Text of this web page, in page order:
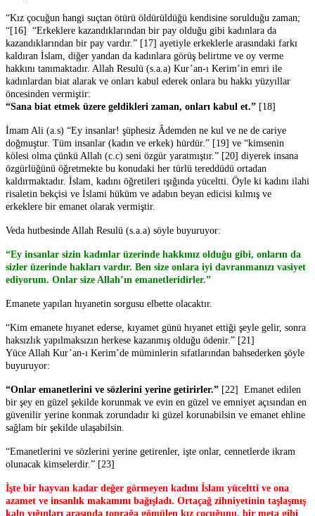
“Kız çocuğun hangi suçtan ötürü öldürüldüğü kendisine sorulduğu zaman;
“[16] “Erkeklere kazandıklarından bir pay olduğu gibi kadınlara da
kazandıklarından bir pay vardır.” [17] ayetiyle erkeklerle arasındaki farkı
kaldıran İslam, diğer yandan da kadınlara görüş belirtme ve oy verme
hakkını tanımaktadır. Allah Resulü (s.a.a) Kur’an-ı Kerim’in emri ile
kadınlardan biat alarak ve onları kabul ederek onlara bu hakkı yüzyıllar
öncesinden vermiştir:
“Sana biat etmek üzere geldikleri zaman, onları kabul et.” [18]
İmam Ali (a.s) “Ey insanlar! şüphesiz Âdemden ne kul ve ne de cariye
doğmuştur. Tüm insanlar (kadın ve erkek) hürdür.” [19] ve “kimsenin
kölesi olma çünkü Allah (c.c) seni özgür yaratmıştır.” [20] diyerek insana
özgürlüğünü öğretmekte bu konudaki her türlü tereddüdü ortadan
kaldırmaktadır. İslam, kadını öğretileri ışığında yüceltti. Öyle ki kadını ilahi
risaletin bekçisi ve İslami hüküm ve adabın beyan edicisi kılmış ve
erkeklere bir emanet olarak vermiştir.
Veda hutbesinde Allah Resulü (s.a.a) söyle buyuruyor:
“Ey insanlar sizin kadınlar üzerinde hakkınız olduğu gibi, onların da
sizler üzerinde hakları vardır. Ben size onlara iyi davranmanızı vasiyet
ediyorum. Onlar size Allah’ın emanetleridirler.”
Emanete yapılan hıyanetin sorgusu elbette olacaktır.
“Kim emanete hıyanet ederse, kıyamet günü hıyanet ettiği şeyle gelir, sonra
haksızlık yapılmaksızın herkese kazanmış olduğu ödenir.” [21]
Yüce Allah Kur’an-ı Kerim’de müminlerin sıfatlarından bahsederken şöyle
buyuruyor:
“Onlar emanetlerini ve sözlerini yerine getirirler.” [22] Emanet edilen
bir şey en güzel şekilde korunmak ve evin en güzel ve emniyet açısından en
güvenilir yerine konmak zorundadır ki güzel korunabilsin ve emanet ehline
sağlam bir şekilde ulaşabilsin.
“Emanetlerini ve sözlerini yerine getirenler, işte onlar, cennetlerde ikram
olunacak kimselerdir.” [23]
İşte bir hayvan kadar değer görmeyen kadını İslam yüceltti ve ona
azamet ve insanlık makamını bağışladı. Ortaçağ zihniyetinin taşlaşmış
kalp yığınları arasında toprağa gömülen kız çocuğunu, bir meta gibi